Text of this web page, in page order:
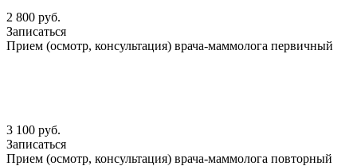
2 800 руб.
Записаться
Прием (осмотр, консультация) врача-маммолога первичный
3 100 руб.
Записаться
Прием (осмотр, консультация) врача-маммолога повторный